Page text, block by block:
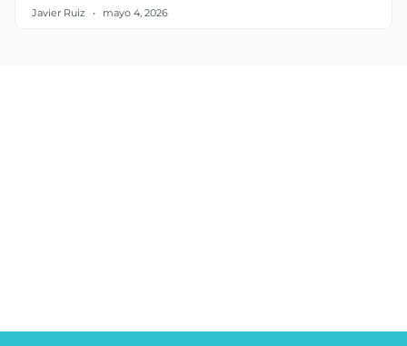
Javier Ruiz mayo 4, 2026